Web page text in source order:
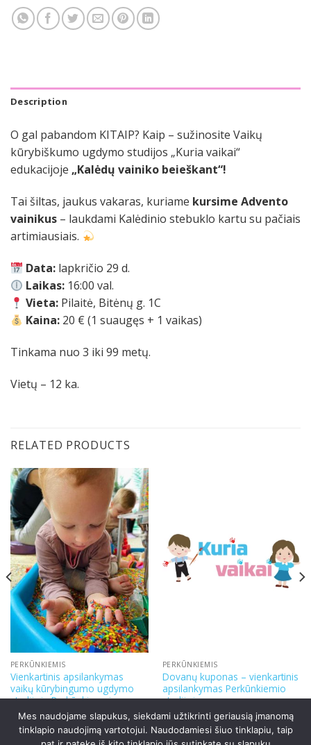
Description
O gal pabandom KITAIP? Kaip – sužinosite Vaikų
kūrybiškumo ugdymo studijos „Kuria vaikai“
edukacijoje „Kalėdų vainiko beieškant“!
Tai šiltas, jaukus vakaras, kuriame kursime Advento
vainikus – laukdami Kalėdinio stebuklo kartu su pačiais
artimiausiais.
Data: lapkričio 29 d.
Laikas: 16:00 val.
Vieta: Pilaitė, Bitėnų g. 1C
Kaina: 20 € (1 suaugęs + 1 vaikas)
Tinkama nuo 3 iki 99 metų.
Vietų – 12 ka.
RELATED PRODUCTS
PERKŪNKIEMIS
Vienkartinis apsilankymas
vaikų kūrybingumo ugdymo
studijoje Perkūnkiemyje
20.00 €
PERKŪNKIEMIS
Dovanų kuponas – vienkartinis
apsilankymas Perkūnkiemio
studijoje
20.00€
Mes naudojame slapukus, siekdami užtikrinti geriausią įmanomą
tinklapio naudojimą vartotojui. Naudodamiesi šiuo tinklapiu, taip